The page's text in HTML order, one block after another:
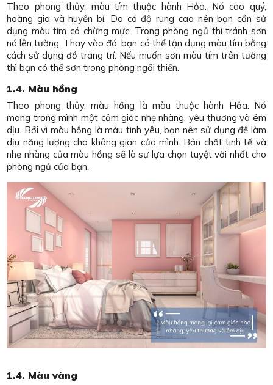
Theo phong thủy, màu tím thuộc hành Hỏa. Nó cao quý,
hoàng gia và huyền bí. Do có độ rung cao nên bạn cần sử
dụng màu tím có chừng mực. Trong phòng ngủ thì tránh sơn
nó lên tường. Thay vào đó, bạn có thể tận dụng màu tím bằng
cách sử dụng đồ trang trí. Nếu muốn sơn màu tím trên tường
thì bạn có thể sơn trong phòng ngồi thiền.
1.4. Màu hồng
Theo phong thủy, màu hồng là màu thuộc hành Hỏa. Nó
mang trong mình một cảm giác nhẹ nhàng, yêu thương và êm
dịu. Bởi vì màu hồng là màu tình yêu, bạn nên sử dụng để làm
dịu năng lượng cho không gian của mình. Bản chất tinh tế và
nhẹ nhàng của màu hồng sẽ là sự lựa chọn tuyệt vời nhất cho
phòng ngủ của bạn.
1.4. Màu vàng